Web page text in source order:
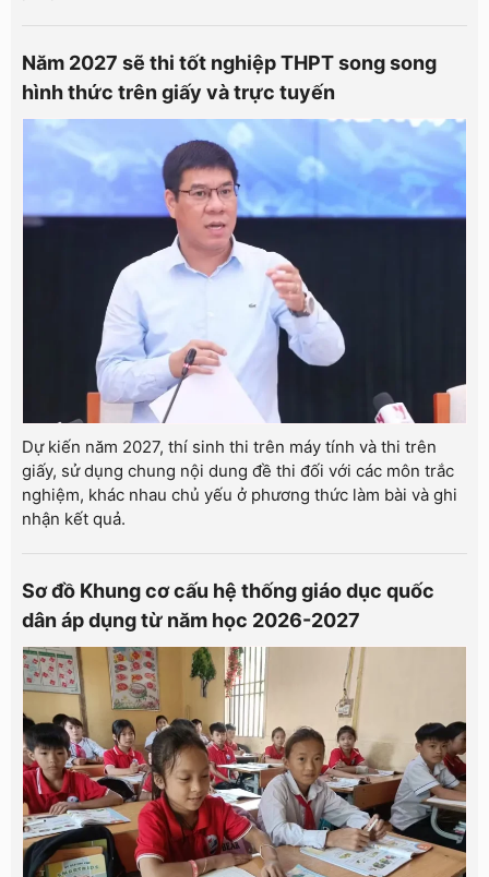
Năm 2027 sẽ thi tốt nghiệp THPT song song
hình thức trên giấy và trực tuyến
Dự kiến năm 2027, thí sinh thi trên máy tính và thi trên
giấy, sử dụng chung nội dung đề thi đối với các môn trắc
nghiệm, khác nhau chủ yếu ở phương thức làm bài và ghi
nhận kết quả.
Sơ đồ Khung cơ cấu hệ thống giáo dục quốc
dân áp dụng từ năm học 2026-2027